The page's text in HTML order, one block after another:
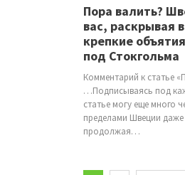
Пора валить?
вас, раскрывая
крепкие
под Стокгольма
Комментарий к статье
…Подписываясь под
статье могу еще много
пределами Швеции
продолжая…